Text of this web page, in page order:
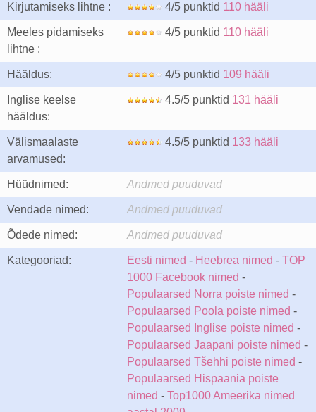
Kirjutamiseks lihtne : 4/5 punktid 110 hääli
Meeles pidamiseks
lihtne :
4/5 punktid 110 hääli
Hääldus: 4/5 punktid 109 hääli
Inglise keelse
hääldus:
4.5/5 punktid 131 hääli
Välismaalaste
arvamused:
4.5/5 punktid 133 hääli
Hüüdnimed: Andmed puuduvad
Vendade nimed: Andmed puuduvad
Õdede nimed: Andmed puuduvad
Kategooriad: Eesti nimed - Heebrea nimed - TOP
1000 Facebook nimed -
Populaarsed Norra poiste nimed -
Populaarsed Poola poiste nimed -
Populaarsed Inglise poiste nimed -
Populaarsed Jaapani poiste nimed -
Populaarsed Tšehhi poiste nimed -
Populaarsed Hispaania poiste
nimed - Top1000 Ameerika nimed